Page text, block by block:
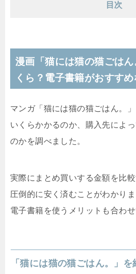
目次
漫画「猫には猫の猫ごは
くら？電子書籍がおすす
マンガ「猫には猫の猫ごはん。
いくらかかるのか、購入先によ
のかを調べました。
実際にまとめ買いする金額を比
圧倒的に安く済むことがわかりま
電子書籍を使うメリットも合わ
「猫には猫の猫ごはん。」